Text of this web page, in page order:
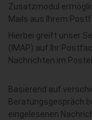
Zusatzmodul
Mails aus Ihrem
Hierbei greift unser
(IMAP) auf Ihr
Nachrichten im
Basierend auf
Beratungsgespräch
eingelesenen